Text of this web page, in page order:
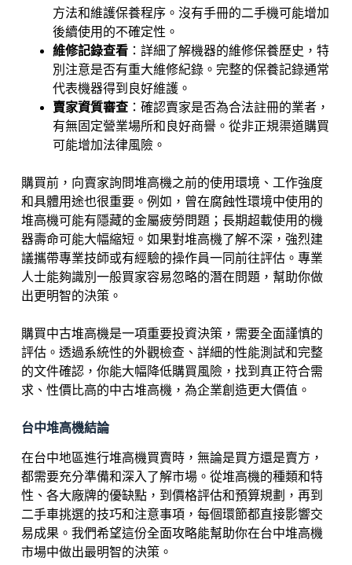
方法和維護保養程序。沒有手冊的二手機可能增加
後續使用的不確定性。
維修記錄查看：詳細了解機器的維修保養歷史，特
別注意是否有重大維修紀錄。完整的保養記錄通常
代表機器得到良好維護。
賣家資質審查：確認賣家是否為合法註冊的業者，
有無固定營業場所和良好商譽。從非正規渠道購買
可能增加法律風險。
購買前，向賣家詢問堆高機之前的使用環境、工作強度
和具體用途也很重要。例如，曾在腐蝕性環境中使用的
堆高機可能有隱藏的金屬疲勞問題；長期超載使用的機
器壽命可能大幅縮短。如果對堆高機了解不深，強烈建
議攜帶專業技師或有經驗的操作員一同前往評估。專業
人士能夠識別一般買家容易忽略的潛在問題，幫助你做
出更明智的決策。
購買中古堆高機是一項重要投資決策，需要全面謹慎的
評估。透過系統性的外觀檢查、詳細的性能測試和完整
的文件確認，你能大幅降低購買風險，找到真正符合需
求、性價比高的中古堆高機，為企業創造更大價值。
台中堆高機結論
在台中地區進行堆高機買賣時，無論是買方還是賣方，
都需要充分準備和深入了解市場。從堆高機的種類和特
性、各大廠牌的優缺點，到價格評估和預算規劃，再到
二手車挑選的技巧和注意事項，每個環節都直接影響交
易成果。我們希望這份全面攻略能幫助你在台中堆高機
市場中做出最明智的決策。